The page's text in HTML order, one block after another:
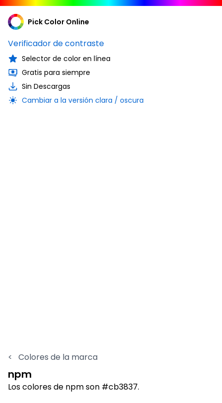
Pick Color Online
Verificador de contraste
Selector de color en línea
Gratis para siempre
Sin Descargas
Cambiar a la versión clara / oscura
< Colores de la marca
npm
Los colores de npm son #cb3837.